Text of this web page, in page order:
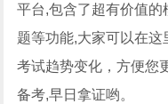
平台,包含了超有价值
题等功能,大家可以在
考试趋势变化，方便您
备考,早日拿证哟。